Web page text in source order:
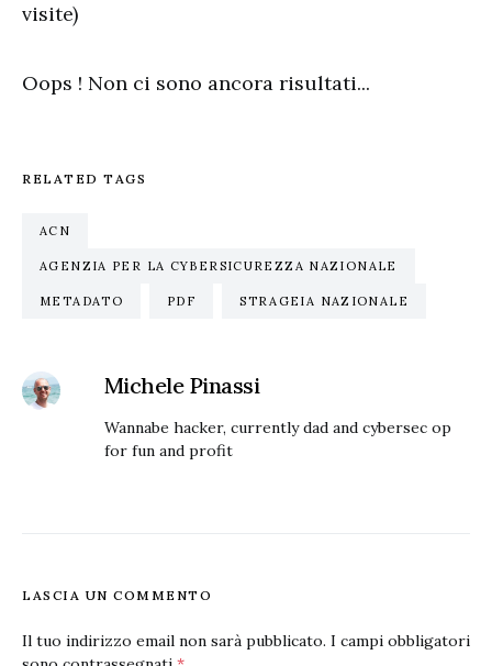
visite)
Oops ! Non ci sono ancora risultati...
RELATED TAGS
ACN
AGENZIA PER LA CYBERSICUREZZA NAZIONALE
METADATO PDF STRAGEIA NAZIONALE
Michele Pinassi
Wannabe hacker, currently dad and cybersec op
for fun and profit
LASCIA UN COMMENTO
Il tuo indirizzo email non sarà pubblicato. I campi obbligatori